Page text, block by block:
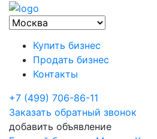
Купить бизнес
Продать бизнес
Контакты
+7 (499) 706-86-11
Заказать обратный звонок
добавить объявление